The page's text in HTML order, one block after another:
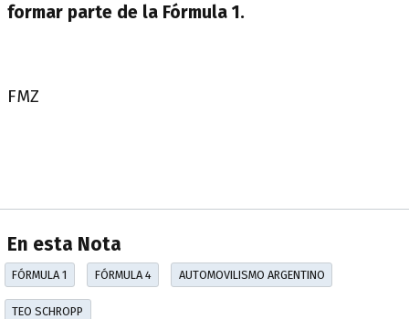
formar parte de la Fórmula 1.
FMZ
En esta Nota
FÓRMULA 1 FÓRMULA 4 AUTOMOVILISMO ARGENTINO
TEO SCHROPP